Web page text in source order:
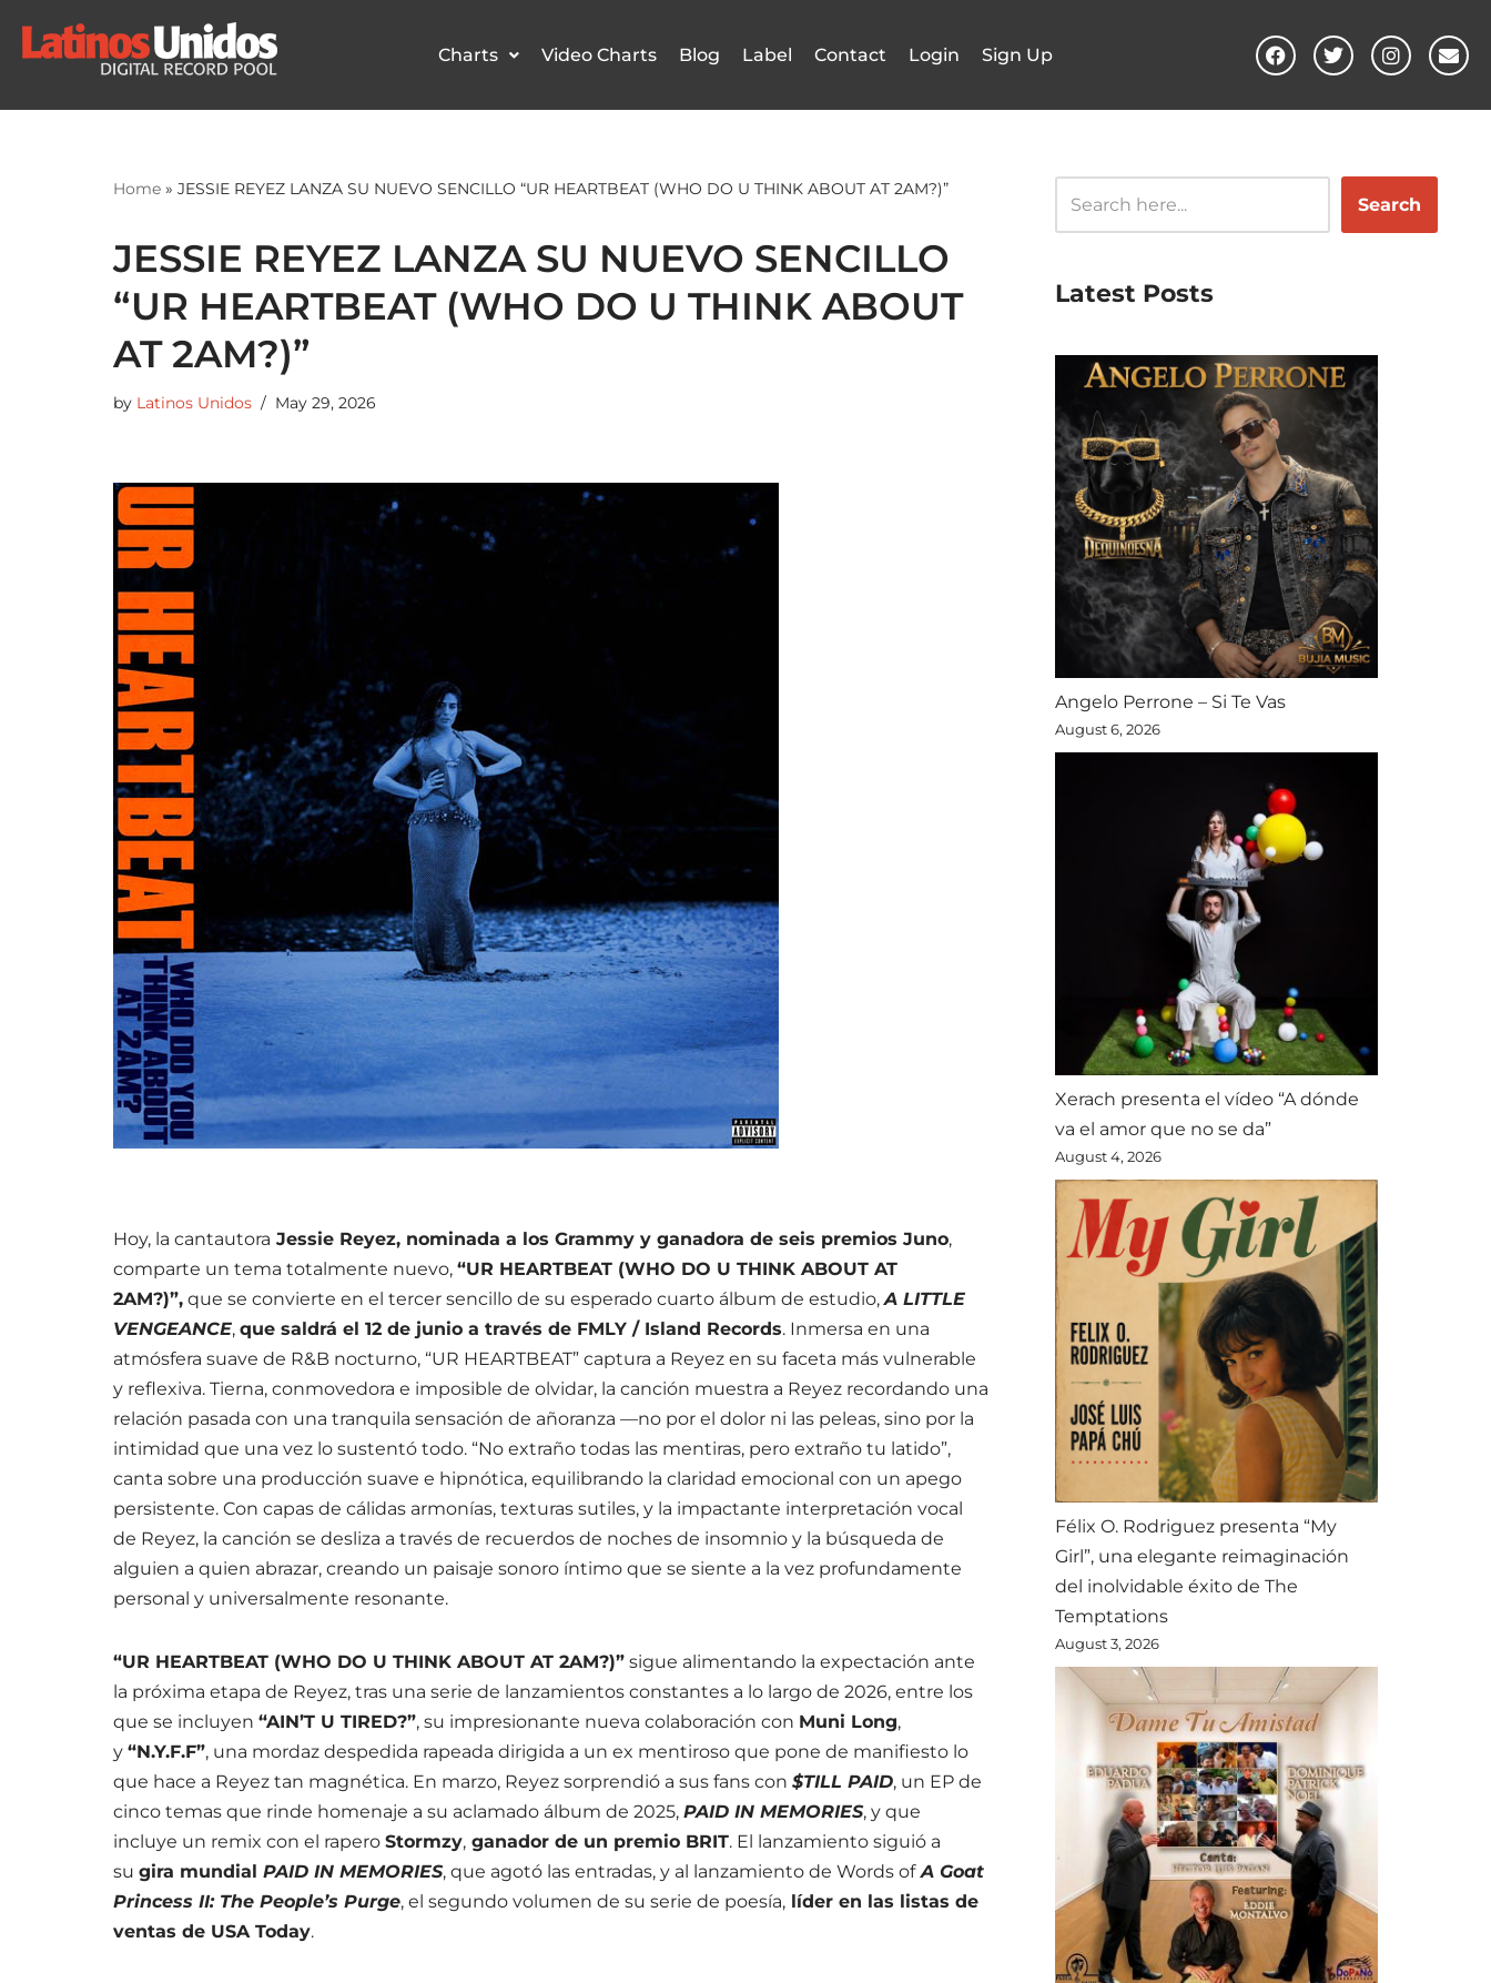
Skip
Charts Video Charts Blog Label Contact Login Sign Up
Home » JESSIE REYEZ LANZA SU NUEVO SENCILLO “UR HEARTBEAT (WHO DO U THINK ABOUT AT 2AM?)”
JESSIE REYEZ LANZA SU NUEVO SENCILLO
“UR HEARTBEAT (WHO DO U THINK ABOUT
AT 2AM?)”
by Latinos Unidos May 29, 2026
Hoy, la cantautora Jessie Reyez, nominada a los Grammy y ganadora de seis premios Juno,
comparte un tema totalmente nuevo, “UR HEARTBEAT (WHO DO U THINK ABOUT AT
2AM?)”, que se convierte en el tercer sencillo de su esperado cuarto álbum de estudio,A LITTLE
VENGEANCE, que saldrá el 12 de junio a través de FMLY / Island Records. Inmersa en una
atmósfera suave de R&B nocturno, “UR HEARTBEAT” captura a Reyez en su faceta más vulnerable
y reflexiva. Tierna, conmovedora e imposible de olvidar, la canción muestra a Reyez recordando una
relación pasada con una tranquila sensación de añoranza —no por el dolor ni las peleas, sino por la
intimidad que una vez lo sustentó todo. “No extraño todas las mentiras, pero extraño tu latido”,
canta sobre una producción suave e hipnótica, equilibrando la claridad emocional con un apego
persistente. Con capas de cálidas armonías, texturas sutiles, y la impactante interpretación vocal
de Reyez, la canción se desliza a través de recuerdos de noches de insomnio y la búsqueda de
alguien a quien abrazar, creando un paisaje sonoro íntimo que se siente a la vez profundamente
personal y universalmente resonante.
“UR HEARTBEAT (WHO DO U THINK ABOUT AT 2AM?)” sigue alimentando la expectación ante
la próxima etapa de Reyez, tras una serie de lanzamientos constantes a lo largo de 2026, entre los
que se incluyen “AIN’T U TIRED?”, su impresionante nueva colaboración con Muni Long,
y “N.Y.F.F”, una mordaz despedida rapeada dirigida a un ex mentiroso que pone de manifiesto lo
que hace a Reyez tan magnética. En marzo, Reyez sorprendió a sus fans con $TILL PAID, un EP de
cinco temas que rinde homenaje a su aclamado álbum de 2025, PAID IN MEMORIES, y que
incluye un remix con el rapero Stormzy, ganador de un premio BRIT. El lanzamiento siguió a
su gira mundial PAID IN MEMORIES, que agotó las entradas, y al lanzamiento de Words ofA Goat
Princess II: The People’s Purge, el segundo volumen de su serie de poesía, líder en las listas de
ventas de USA Today.
Search
Latest Posts
Angelo Perrone – Si Te Vas
August 6, 2026
Xerach presenta el vídeo “A dónde
va el amor que no se da”
August 4, 2026
Félix O. Rodriguez presenta “My
Girl”, una elegante reimaginación
del inolvidable éxito de The
Temptations
August 3, 2026